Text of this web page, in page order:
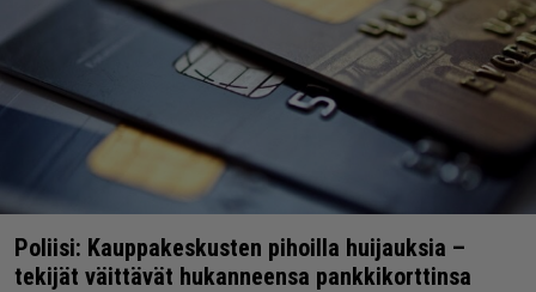
Poliisi: Kauppakeskusten pihoilla huijauksia –
tekijät väittävät hukanneensa pankkikorttinsa